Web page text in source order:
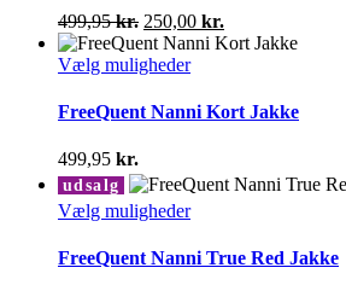
varianter.
Mulighederne
kan
vælges
varesiden
499,95kr. Den
oprindelige
pris
499,95 kr..
250,00 kr.
aktuelle
250,00 kr..
Vælg mulighederDette
har
kan
vælges
varesiden
FreeQuent Nanni Kort Jakke
499,95 kr.
udsalg
Vælg mulighederDette
har
FreeQuent Nanni True Red Jakke